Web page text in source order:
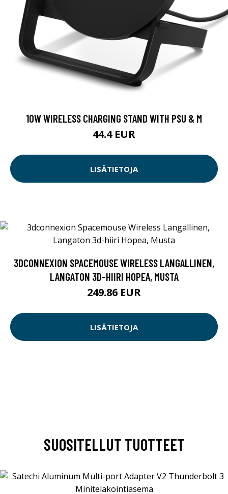
10W WIRELESS CHARGING STAND WITH PSU & M
44.4 EUR
LISÄTIETOJA
3DCONNEXION SPACEMOUSE WIRELESS LANGALLINEN,
LANGATON 3D-HIIRI HOPEA, MUSTA
249.86 EUR
LISÄTIETOJA
SUOSITELLUT TUOTTEET